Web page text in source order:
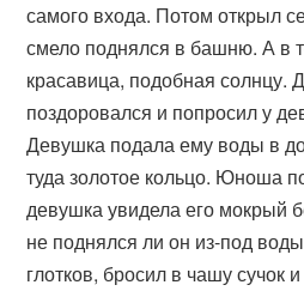
самого входа. Потом открыл
смело поднялся в башню. А в
красавица, подобная солнцу.
поздоровался и попросил у
Девушка подала ему воды в
туда золотое кольцо. Юноша
девушка увидела его мокрый
не поднялся ли он из-под
глотков, бросил в чашу сучок